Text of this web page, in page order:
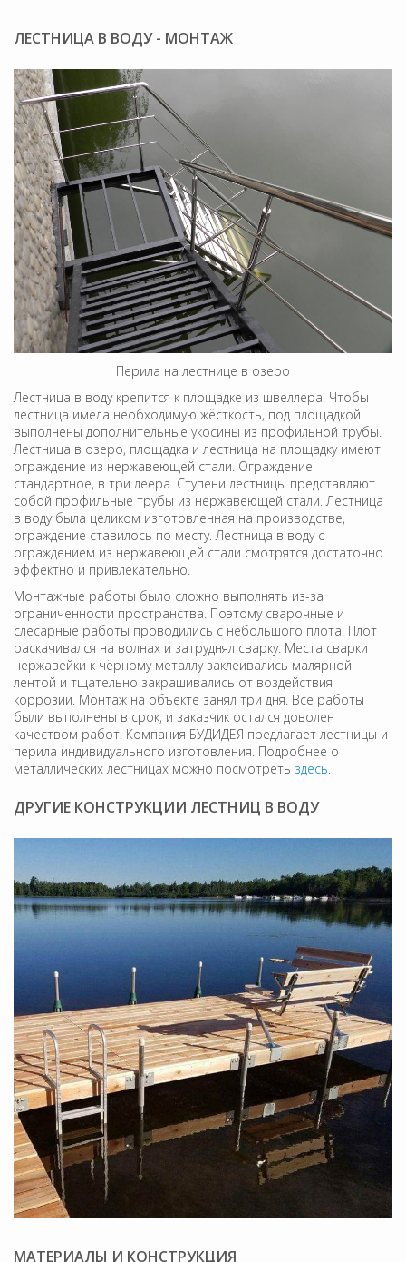
ЛЕСТНИЦА В ВОДУ - МОНТАЖ
Перила на лестнице в озеро
Лестница в воду крепится к площадке из швеллера. Чтобы
лестница имела необходимую жёсткость, под площадкой
выполнены дополнительные укосины из профильной трубы.
Лестница в озеро, площадка и лестница на площадку имеют
ограждение из нержавеющей стали. Ограждение
стандартное, в три леера. Ступени лестницы представляют
собой профильные трубы из нержавеющей стали. Лестница
в воду была целиком изготовленная на производстве,
ограждение ставилось по месту. Лестница в воду с
ограждением из нержавеющей стали смотрятся достаточно
эффектно и привлекательно.
Монтажные работы было сложно выполнять из-за
ограниченности пространства. Поэтому сварочные и
слесарные работы проводились с небольшого плота. Плот
раскачивался на волнах и затруднял сварку. Места сварки
нержавейки к чёрному металлу заклеивались малярной
лентой и тщательно закрашивались от воздействия
коррозии. Монтаж на объекте занял три дня. Все работы
были выполнены в срок, и заказчик остался доволен
качеством работ. Компания БУДИДЕЯ предлагает лестницы и
перила индивидуального изготовления. Подробнее о
металлических лестницах можно посмотреть здесь.
ДРУГИЕ КОНСТРУКЦИИ ЛЕСТНИЦ В ВОДУ
МАТЕРИАЛЫ И КОНСТРУКЦИЯ